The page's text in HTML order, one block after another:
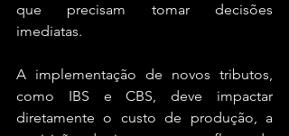
que precisam tomar decisões
imediatas.
A implementação de novos tributos,
como IBS e CBS, deve impactar
diretamente o custo de produção, a